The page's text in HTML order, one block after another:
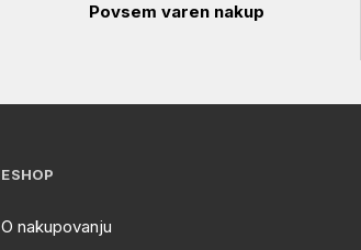
Povsem varen nakup
ESHOP
O nakupovanju